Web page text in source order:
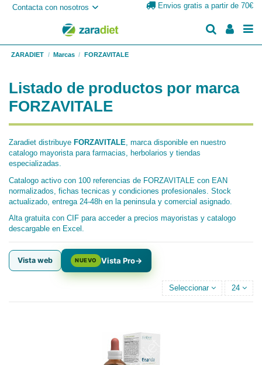
Contacta con nosotros Envios gratis a partir de 70€
ZARADIET Marcas FORZAVITALE
Listado de productos por marca
FORZAVITALE
Zaradiet distribuye FORZAVITALE, marca disponible en nuestro
catalogo mayorista para farmacias, herbolarios y tiendas
especializadas.
Catalogo activo con 100 referencias de FORZAVITALE con EAN
normalizados, fichas tecnicas y condiciones profesionales. Stock
actualizado, entrega 24-48h en la peninsula y comercial asignado.
Alta gratuita con CIF para acceder a precios mayoristas y catalogo
descargable en Excel.
Vista web NUEVO Vista Pro→
Seleccionar 24